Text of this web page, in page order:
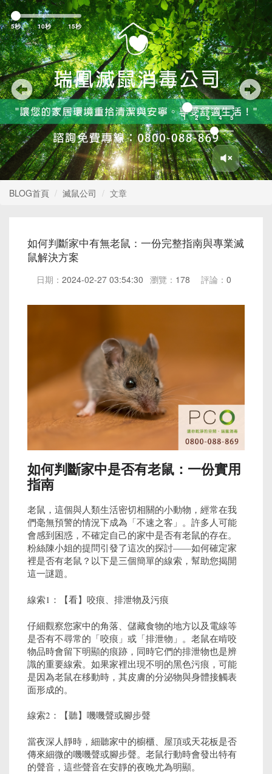
Previous
1 2 3 4 5
5秒 10秒 15秒
BLOG首頁 滅鼠公司 文章
如何判斷家中有無老鼠：一份完整指南與專業滅
鼠解決方案
日期： 2024-02-27 03:54:30 瀏覽： 178 評論： 0
如何判斷家中是否有老鼠：一份實用
指南
老鼠，這個與人類生活密切相關的小動物，經常在我
們毫無預警的情況下成為「不速之客」。許多人可能
會感到困惑，不確定自己的家中是否有老鼠的存在。
粉絲陳小姐的提問引發了這次的探討——如何確定家
裡是否有老鼠？以下是三個簡單的線索，幫助您揭開
這一謎題。
線索1：【看】咬痕、排泄物及污痕
仔細觀察您家中的角落、儲藏食物的地方以及電線等
是否有不尋常的「咬痕」或「排泄物」。老鼠在啃咬
物品時會留下明顯的痕跡，同時它們的排泄物也是辨
識的重要線索。如果家裡出現不明的黑色污痕，可能
是因為老鼠在移動時，其皮膚的分泌物與身體接觸表
面形成的。
線索2：【聽】嘰嘰聲或腳步聲
當夜深人靜時，細聽家中的櫥櫃、屋頂或天花板是否
傳來細微的嘰嘰聲或腳步聲。老鼠行動時會發出特有
的聲音，這些聲音在安靜的夜晚尤為明顯。